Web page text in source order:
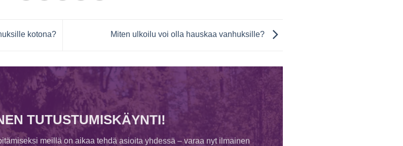
kotona? Miten ulkoilu voi olla hauskaa vanhuksille?
TUTUSTUMISKÄYNTI!
meillä on aikaa tehdä asioita yhdessä – varaa nyt ilmainen